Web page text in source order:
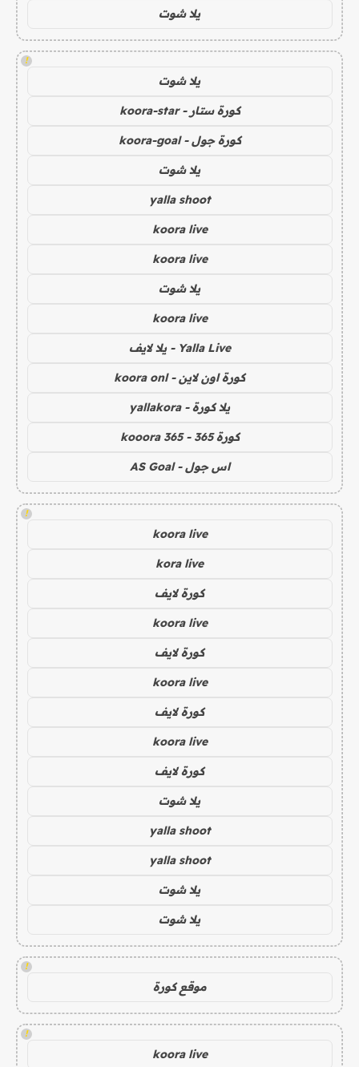
يلا شوت
!
يلا شوت
كورة ستار - koora-star
كورة جول - koora-goal
يلا شوت
yalla shoot
koora live
koora live
يلا شوت
koora live
Yalla Live - يلا لايف
كورة اون لاين - koora onl
يلا كورة - yallakora
كورة 365 - kooora 365
اس جول - AS Goal
!
koora live
kora live
كورة لايف
koora live
كورة لايف
koora live
كورة لايف
koora live
كورة لايف
يلا شوت
yalla shoot
yalla shoot
يلا شوت
يلا شوت
!
موقع كورة
!
koora live